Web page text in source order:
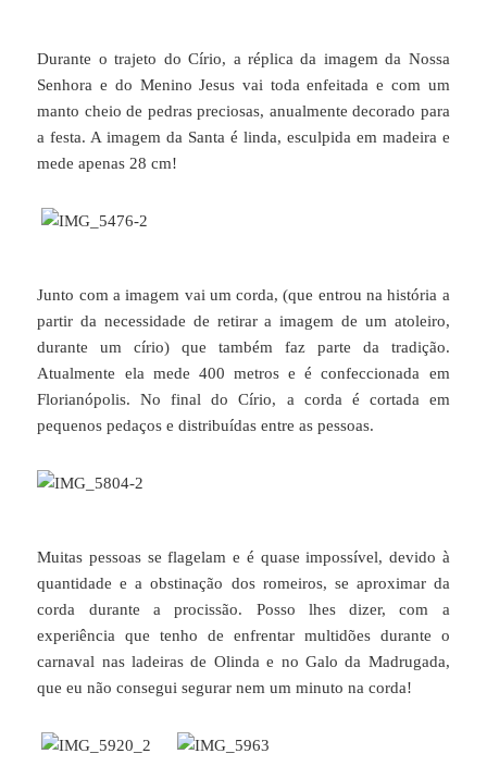
Durante o trajeto do Círio, a réplica da imagem da Nossa
Senhora e do Menino Jesus vai toda enfeitada e com um
manto cheio de pedras preciosas, anualmente decorado para
a festa. A imagem da Santa é linda, esculpida em madeira e
mede apenas 28 cm!
Junto com a imagem vai um corda, (que entrou na história a
partir da necessidade de retirar a imagem de um atoleiro,
durante um círio) que também faz parte da tradição.
Atualmente ela mede 400 metros e é confeccionada em
Florianópolis. No final do Círio, a corda é cortada em
pequenos pedaços e distribuídas entre as pessoas.
Muitas pessoas se flagelam e é quase impossível, devido à
quantidade e a obstinação dos romeiros, se aproximar da
corda durante a procissão. Posso lhes dizer, com a
experiência que tenho de enfrentar multidões durante o
carnaval nas ladeiras de Olinda e no Galo da Madrugada,
que eu não consegui segurar nem um minuto na corda!